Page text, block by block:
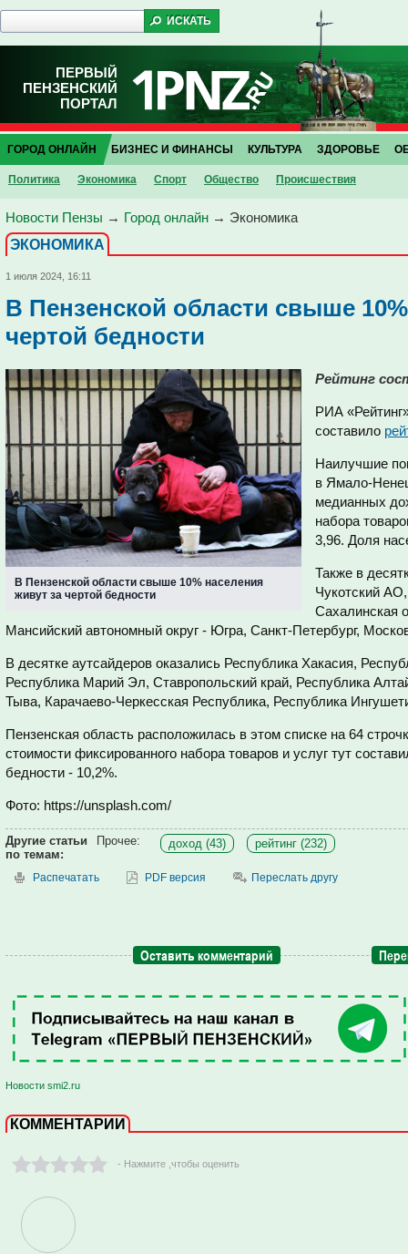
ПЕРВЫЙ
ПЕНЗЕНСКИЙ
ПОРТАЛ
ГОРОД ОНЛАЙН
Политика Экономика Спорт Общество Проиcшествия
БИЗНЕС И ФИНАНСЫ КУЛЬТУРА ЗДОРОВЬЕ
Новости Пензы → Город онлайн → Экономика
ЭКОНОМИКА
1 июля 2024, 16:11
В Пензенской области свыше
чертой бедности
В Пензенской области свыше 10% населения
живут за чертой бедности
Рейтинг
РИА
составило
Наилучшие
в Ямало-
медианных
набора
3,96. Доля
Также в
Чукотский
Сахалинская
Мансийский автономный округ - Югра, Санкт-Петербург,
В десятке аутсайдеров оказались Республика Хакасия,
Республика Марий Эл, Ставропольский край, Республика
Тыва, Карачаево-Черкесская Республика, Республика
Пензенская область расположилась в этом списке на 64
стоимости фиксированного набора товаров и услуг тут
бедности - 10,2%.
Фото: https://unsplash.com/
Другие статьи
по темам:
Прочее: доход (43) рейтинг (232)
Распечатать PDF версия Переслать другу
Оставить комментарий
Новости smi2.ru
КОММЕНТАРИИ
- Нажмите ,чтобы оценить